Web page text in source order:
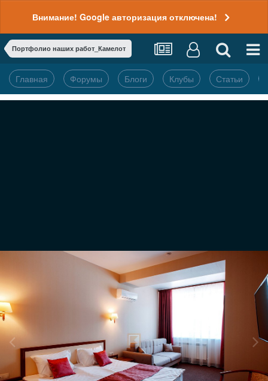
Внимание! Google авторизация отключена!
Портфолио наших работ_Камелот
Главная Форумы Блоги Клубы Статьи